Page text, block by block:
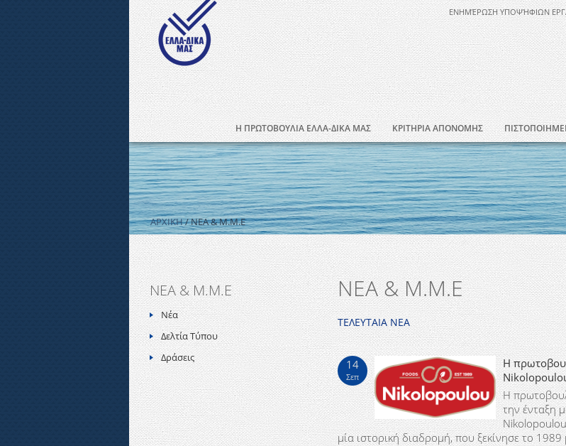
ΕΝΗΜΈΡΩΣΗ ΥΠΟΨΉΦΙΩΝ
Η ΠΡΩΤΟΒΟΥΛΙΑ ΕΛΛΑ-ΔΙΚΑ ΜΑΣ ΚΡΙΤΗΡΙΑ ΑΠΟΝΟΜΗΣ
ΑΡΧΙΚΗ/ ΝΕΑ & Μ.Μ.Ε
ΝΕΑ & Μ.Μ.Ε
Νέα
Δελτία Τύπου
Δράσεις
ΝΕΑ & Μ.Μ.Ε
ΤΕΛΕΥΤΑΙΑ ΝΕΑ
14
Σεπ
H
Η
την ένταξη
μία ιστορική διαδρομή, που ξεκίνησε το